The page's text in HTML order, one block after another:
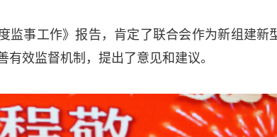
监事工作》报告，肯定了联合会作为新组建新
效监督机制，提出了意见和建议。